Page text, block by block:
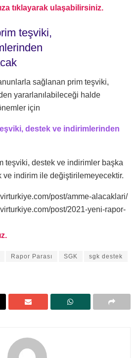
tıklayarak ulaşabilirsiniz.
teşviki,
sağlanan prim teşviki,
yararlanılabileceği halde
için
destek ve indirimlerinden
teşviki, destek ve indirimler başka
ve indirim ile değiştirilemeyecektir.
post/amme-alacaklari/
post/2021-yeni-rapor-
Rapor Parası SGK sgk destek